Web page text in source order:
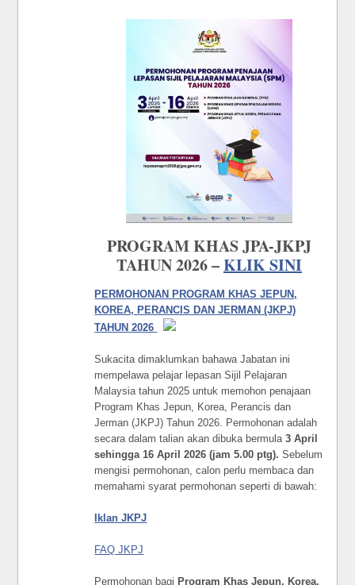
PROGRAM KHAS JPA-JKPJ
TAHUN 2026 –KLIK SINI
PERMOHONAN PROGRAM KHAS JEPUN,
KOREA, PERANCIS DAN JERMAN (JKPJ)
TAHUN 2026
Sukacita dimaklumkan bahawa Jabatan ini
mempelawa pelajar lepasan Sijil Pelajaran
Malaysia tahun 2025 untuk memohon penajaan
Program Khas Jepun, Korea, Perancis dan
Jerman (JKPJ) Tahun 2026. Permohonan adalah
secara dalam talian akan dibuka bermula3 April
sehingga 16 April 2026 (jam 5.00 ptg). Sebelum
mengisi permohonan, calon perlu membaca dan
memahami syarat permohonan seperti di bawah:
Iklan JKPJ
FAQ JKPJ
Permohonan bagi Program Khas Jepun, Korea,